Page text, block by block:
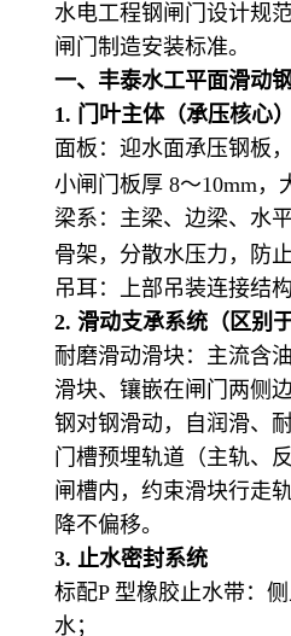
水电工程钢闸门设计规范
闸门制造安装标准。
一、丰泰水工平面滑动
1. 门叶主体（承压核心）
面板：迎水面承压钢板
小闸门板厚 8～10mm，
梁系：主梁、边梁、水平
骨架，分散水压力，防
吊耳：上部吊装连接结
2. 滑动支承系统（区别
耐磨滑动滑块：主流含
滑块、镶嵌在闸门两侧
钢对钢滑动，自润滑、
门槽预埋轨道（主轨、
闸槽内，约束滑块行走
降不偏移。
3. 止水密封系统
标配P 型橡胶止水带：
水；